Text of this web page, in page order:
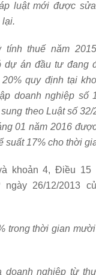
luật mới được
lại.
tính thuế năm
dự án đầu tư đang
quy định tại
doanh nghiệp số
theo Luật số
01 năm 2016
suất 17% cho thời
khoản 4, Điều 15
ngày 26/12/2013
trong thời gian
doanh nghiệp từ